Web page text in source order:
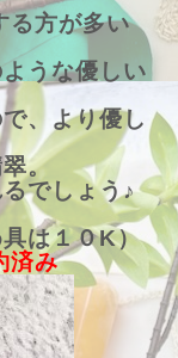
る方が多い
うな優しい
、より優し
。
でしょう♪
は１０K）
済み